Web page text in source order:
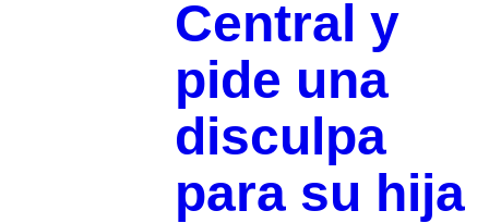
Central y
pide una
disculpa
para su hija